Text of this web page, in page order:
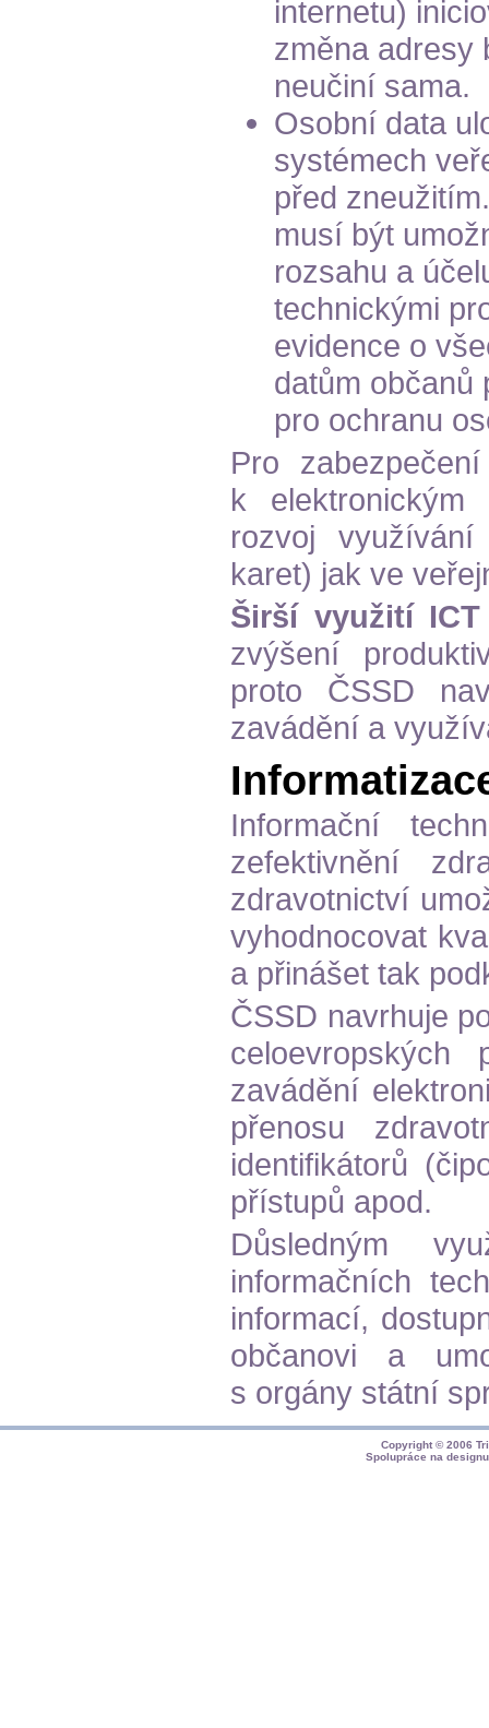
internetu)
změna adresy
neučiní sama.
Osobní data
systémech
před
musí být
rozsahu a
technickými
evidence o
datům občanů
pro ochranu
Pro
k elektronickým
rozvoj využívání
karet) jak ve
Širší využití
zvýšení
proto ČSSD
zavádění a
Informační
zefektivnění
zdravotnictví
vyhodnocovat
a přinášet tak
ČSSD navrhuje
zavádění
přenosu
identifikátorů
přístupů apod.
Důsledným
informačních
informací,
občanovi a
s orgány státní
Copyright © 2006
Spolupráce na